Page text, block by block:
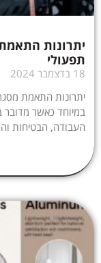
יתרונות
תפעולי
18 בדצמבר 2024
יתרונות התאמת
במיוחד כאשר מדובר
העבודה, הבטיחות